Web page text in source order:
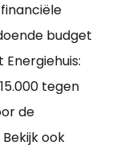
budget
tegen
de
ook